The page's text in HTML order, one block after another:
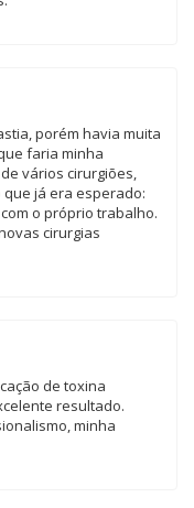
porém havia muita
faria minha
vários cirurgiões,
já era esperado:
o próprio trabalho.
cirurgias
de toxina
resultado.
minha